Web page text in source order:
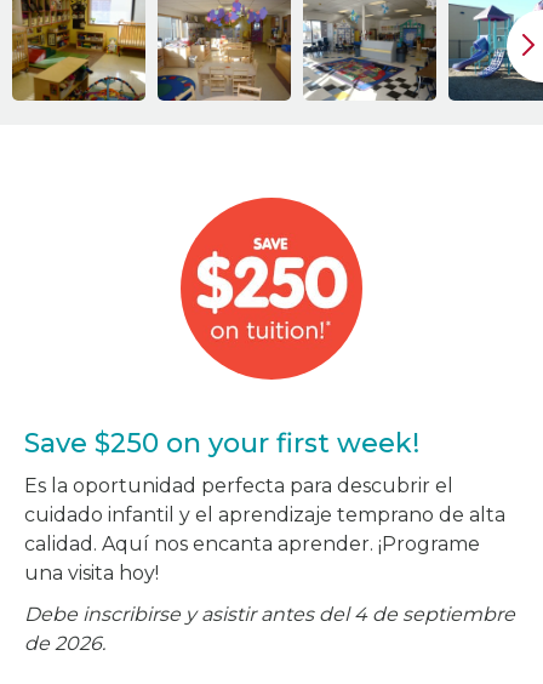
Save $250 on your first week!
Es la oportunidad perfecta para descubrir el
cuidado infantil y el aprendizaje temprano de alta
calidad. Aquí nos encanta aprender. ¡Programe
una visita hoy!
Debe inscribirse y asistir antes del 4 de septiembre
de 2026.